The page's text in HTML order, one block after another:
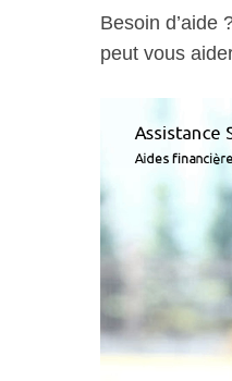
Besoin d’aide
peut vous